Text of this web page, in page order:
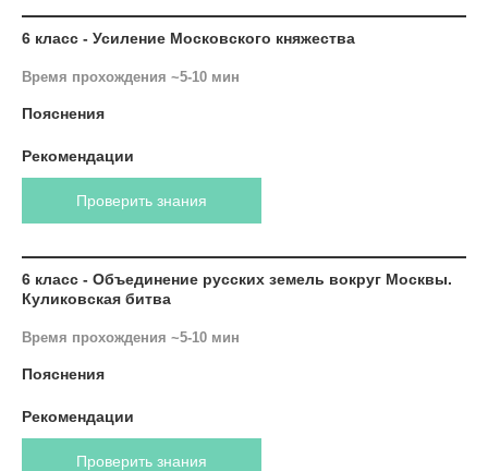
6 класс - Усиление Московского княжества
Время прохождения ~5-10 мин
Пояснения
Рекомендации
Проверить знания
6 класс - Объединение русских земель вокруг Москвы.
Куликовская битва
Время прохождения ~5-10 мин
Пояснения
Рекомендации
Проверить знания